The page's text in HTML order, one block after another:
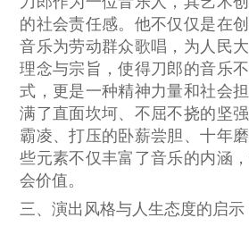
的社会责任感。他不仅仅是在
音乐为劳动群众歌唱，为人民
理念与宗旨，使得刀郎的音乐
式，更是一种精神力量和社会
满了直面坎坷、不屈不挠的坚
霸凌、打压的卧薪尝胆、十年
些元素不仅丰富了音乐的内涵
会价值。
三、演出风格与人生态度的启示